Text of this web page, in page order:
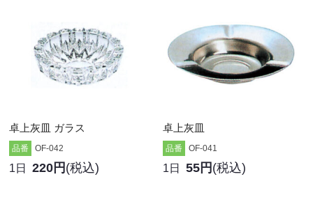
卓上灰皿 ガラス
品番 OF-042
1日 220円 (税込)
卓上灰皿
品番 OF-041
1日 55円 (税込)